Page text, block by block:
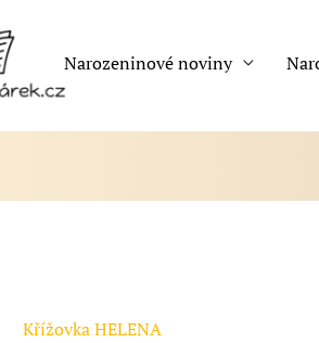
Narozeninové noviny
Křížovka HELENA